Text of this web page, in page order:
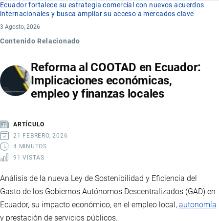
Ecuador fortalece su estrategia comercial con nuevos acuerdos
internacionales y busca ampliar su acceso a mercados clave
3 Agosto, 2026
Contenido Relacionado
Reforma al COOTAD en Ecuador:
Implicaciones económicas,
empleo y finanzas locales
ARTÍCULO
21 FEBRERO, 2026
4 MINUTOS
91 VISTAS
Análisis de la nueva Ley de Sostenibilidad y Eficiencia del
Gasto de los Gobiernos Autónomos Descentralizados (GAD) en
Ecuador, su impacto económico, en el empleo local, autonomía
y prestación de servicios públicos.